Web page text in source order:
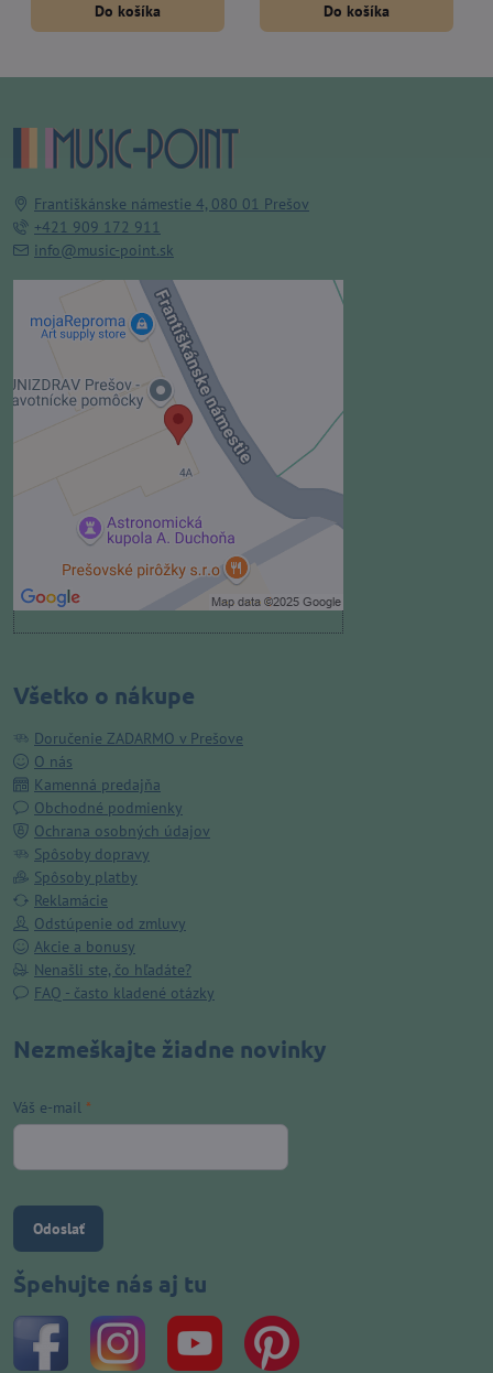
Do košíka Do košíka
Františkánske námestie 4, 080 01 Prešov
+421 909 172 911
info@music-point.sk
Externý obsah je blokovaný
Voľbami súkromia
Prajete si načítať externý obsah?
Povoliť tentokrát
Povoliť a zapamätať - súhlas s
druhom cookie: Funkčné
Otvoriť obsah v novom okne
Všetko o nákupe
Doručenie ZADARMO v Prešove
O nás
Kamenná predajňa
Obchodné podmienky
Ochrana osobných údajov
Spôsoby dopravy
Spôsoby platby
Reklamácie
Odstúpenie od zmluvy
Akcie a bonusy
Nenašli ste, čo hľadáte?
FAQ - často kladené otázky
Nezmeškajte žiadne novinky
Váš e-mail *
Odoslať
Špehujte nás aj tu